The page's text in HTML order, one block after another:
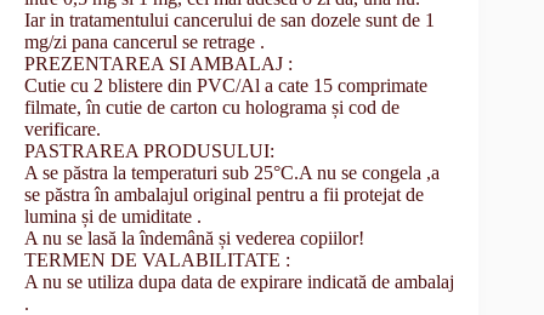
Iar in tratamentului cancerului de san dozele sunt de 1
mg/zi pana cancerul se retrage .
PREZENTAREA SI AMBALAJ :
Cutie cu 2 blistere din PVC/Al a cate 15 comprimate
filmate, în cutie de carton cu holograma și cod de
verificare.
PASTRAREA PRODUSULUI:
A se păstra la temperaturi sub 25°C.A nu se congela ,a
se păstra în ambalajul original pentru a fii protejat de
lumina și de umiditate .
A nu se lasă la îndemână și vederea copiilor!
TERMEN DE VALABILITATE :
A nu se utiliza dupa data de expirare indicată de ambalaj
.